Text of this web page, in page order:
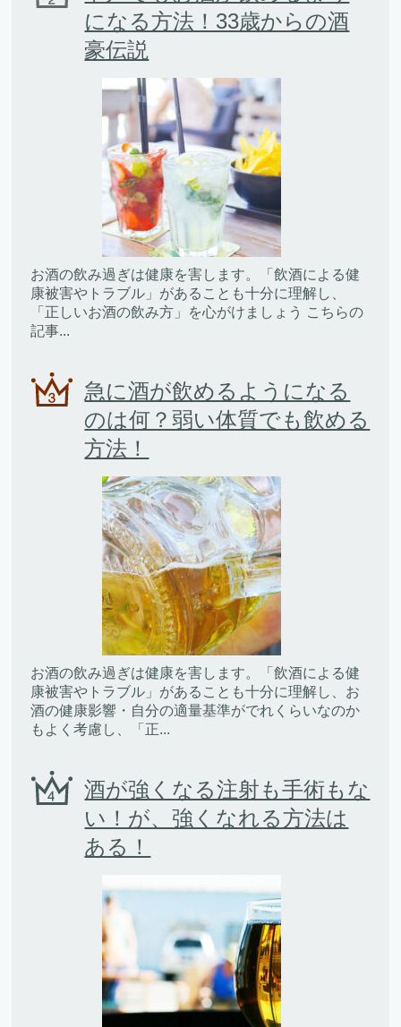
になる方法！33歳からの酒
豪伝説
お酒の飲み過ぎは健康を害します。「飲酒による健
康被害やトラブル」があることも十分に理解し、
「正しいお酒の飲み方」を心がけましょう こちらの
記事...
急に酒が飲めるようになる
のは何？弱い体質でも飲める
方法！
お酒の飲み過ぎは健康を害します。「飲酒による健
康被害やトラブル」があることも十分に理解し、お
酒の健康影響・自分の適量基準がでれくらいなのか
もよく考慮し、「正...
酒が強くなる注射も手術もな
い！が、強くなれる方法は
ある！